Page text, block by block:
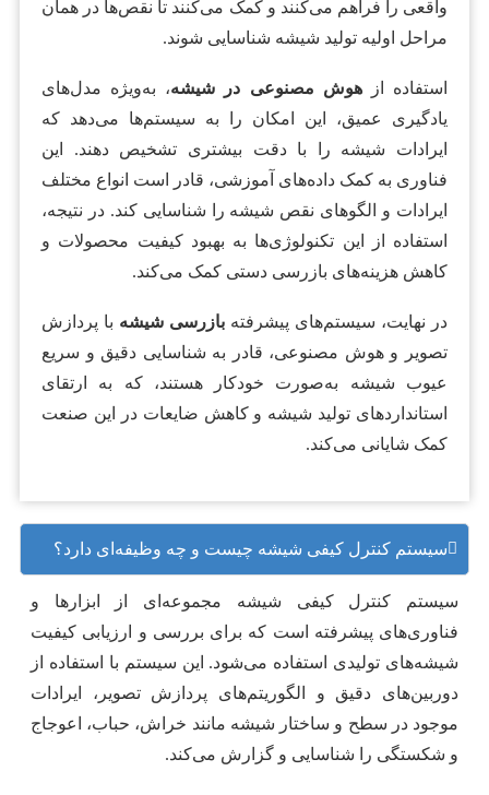
واقعی را فراهم می‌کنند و کمک می‌کنند تا نقص‌ها در همان
مراحل اولیه تولید شیشه شناسایی شوند.
استفاده ازهوش مصنوعی در شیشه، به‌ویژه مدل‌های
یادگیری عمیق، این امکان را به سیستم‌ها می‌دهد که
ایرادات شیشه را با دقت بیشتری تشخیص دهند. این
فناوری به کمک داده‌های آموزشی، قادر است انواع مختلف
ایرادات و الگوهای نقص شیشه را شناسایی کند. در نتیجه،
استفاده از این تکنولوژی‌ها به بهبود کیفیت محصولات و
کاهش هزینه‌های بازرسی دستی کمک می‌کند.
در نهایت، سیستم‌های پیشرفته بازرسی شیشه با پردازش
تصویر و هوش مصنوعی، قادر به شناسایی دقیق و سریع
عیوب شیشه به‌صورت خودکار هستند، که به ارتقای
استانداردهای تولید شیشه و کاهش ضایعات در این صنعت
کمک شایانی می‌کند.
سیستم کنترل کیفی شیشه چیست و چه وظیفه‌ای دارد؟
سیستم کنترل کیفی شیشه مجموعه‌ای از ابزارها و
فناوری‌های پیشرفته است که برای بررسی و ارزیابی کیفیت
شیشه‌های تولیدی استفاده می‌شود. این سیستم با استفاده از
دوربین‌های دقیق و الگوریتم‌های پردازش تصویر، ایرادات
موجود در سطح و ساختار شیشه مانند خراش، حباب، اعوجاج
و شکستگی را شناسایی و گزارش می‌کند.